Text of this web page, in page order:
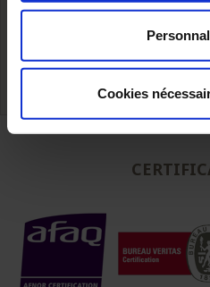
Cookies
équipes.